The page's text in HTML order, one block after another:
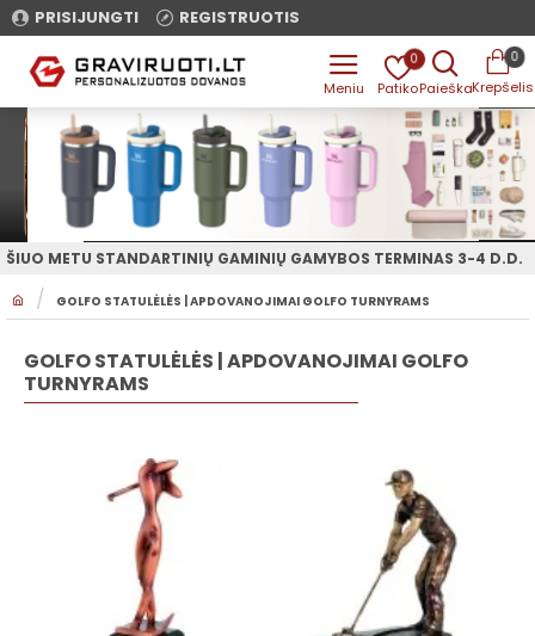
PRISIJUNGTI REGISTRUOTIS
0 0
O
GOLFO STATULĖLĖS | APDOVANOJIMAI GOLFO TURNYRAMS
ŠIUO METU STANDARTINIŲ GAMINIŲ GAMYBOS TERMINAS 3-4 D.D.
GOLFO STATULĖLĖS | APDOVANOJIMAI GOLFO
TURNYRAMS